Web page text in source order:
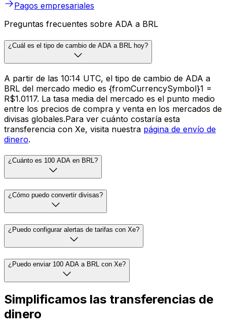
Pagos empresariales
Preguntas frecuentes sobre ADA a BRL
¿Cuál es el tipo de cambio de ADA a BRL hoy?
A partir de las 10:14 UTC, el tipo de cambio de ADA a
BRL del mercado medio es {fromCurrencySymbol}1 =
R$1.0117. La tasa media del mercado es el punto medio
entre los precios de compra y venta en los mercados de
divisas globales.Para ver cuánto costaría esta
transferencia con Xe, visita nuestra página de envío de
dinero.
¿Cuánto es 100 ADA en BRL?
¿Cómo puedo convertir divisas?
¿Puedo configurar alertas de tarifas con Xe?
¿Puedo enviar 100 ADA a BRL con Xe?
Simplificamos las transferencias de
dinero